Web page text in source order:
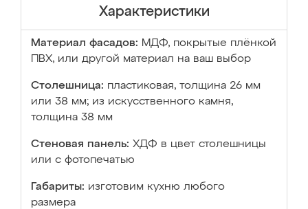
Характеристики
Материал фасадов: МДФ, покрытые плёнкой
ПВХ, или другой материал на ваш выбор
Столешница: пластиковая, толщина 26 мм
или 38 мм; из искусственного камня,
толщина 38 мм
Стеновая панель: ХДФ в цвет столешницы
или с фотопечатью
Габариты: изготовим кухню любого
размера